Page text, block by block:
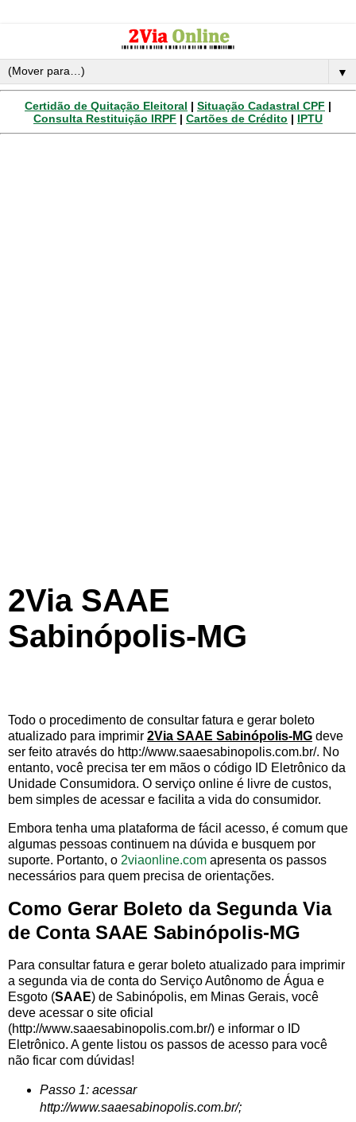
▼
Certidão de Quitação Eleitoral | Situação Cadastral CPF |
Consulta Restituição IRPF | Cartões de Crédito | IPTU
2Via SAAE
Sabinópolis-MG
Todo o procedimento de consultar fatura e gerar boleto
atualizado para imprimir 2Via SAAE Sabinópolis-MG deve
ser feito através do http://www.saaesabinopolis.com.br/. No
entanto, você precisa ter em mãos o código ID Eletrônico da
Unidade Consumidora. O serviço online é livre de custos,
bem simples de acessar e facilita a vida do consumidor.
Embora tenha uma plataforma de fácil acesso, é comum que
algumas pessoas continuem na dúvida e busquem por
suporte. Portanto, o 2viaonline.com apresenta os passos
necessários para quem precisa de orientações.
Como Gerar Boleto da Segunda Via
de Conta SAAE Sabinópolis-MG
Para consultar fatura e gerar boleto atualizado para imprimir
a segunda via de conta do Serviço Autônomo de Água e
Esgoto (SAAE) de Sabinópolis, em Minas Gerais, você
deve acessar o site oficial
(http://www.saaesabinopolis.com.br/) e informar o ID
Eletrônico. A gente listou os passos de acesso para você
não ficar com dúvidas!
Passo 1: acessar
http://www.saaesabinopolis.com.br/;